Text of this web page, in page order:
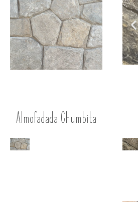
Acessórios para Telhado
Almofadada Chumbita